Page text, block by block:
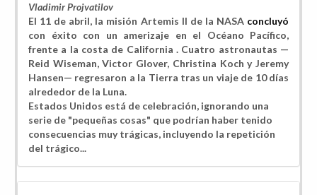
Vladimir Projvatilov
El 11 de abril, la misión Artemis II de la NASA concluyó
con éxito con un amerizaje en el Océano Pacífico,
frente a la costa de California . Cuatro astronautas —
Reid Wiseman, Victor Glover, Christina Koch y Jeremy
Hansen— regresaron a la Tierra tras un viaje de 10 días
alrededor de la Luna.
Estados Unidos está de celebración, ignorando una
serie de "pequeñas cosas" que podrían haber tenido
consecuencias muy trágicas, incluyendo la repetición
del trágico...